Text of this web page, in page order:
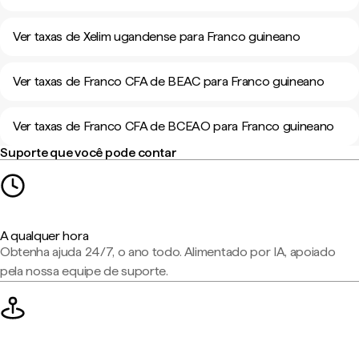
Ver taxas de Xelim ugandense para Franco guineano
Ver taxas de Franco CFA de BEAC para Franco guineano
Ver taxas de Franco CFA de BCEAO para Franco guineano
Suporte que você pode contar
A qualquer hora
Obtenha ajuda 24/7, o ano todo. Alimentado por IA, apoiado
pela nossa equipe de suporte.